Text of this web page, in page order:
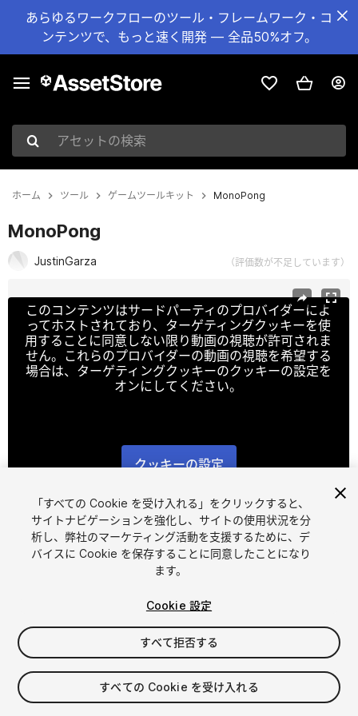
あらゆるワークフローのツール・フレームワーク・コ
ンテンツで、もっと速く開発 — 全品50%オフ。
アセットの検索
ホーム ツール ゲームツールキット MonoPong
MonoPong
JustinGarza （評価数が不足しています）
このコンテンツはサードパーティのプロバイダーによ
ってホストされており、ターゲティングクッキーを使
用することに同意しない限り動画の視聴が許可されま
せん。これらのプロバイダーの動画の視聴を希望する
場合は、ターゲティングクッキーのクッキーの設定を
オンにしてください。
クッキーの設定
FREE
マイアセットに追加する
「すべての Cookie を受け入れる」をクリックすると、
サイトナビゲーションを強化し、サイトの使用状況を分
析し、弊社のマーケティング活動を支援するために、デ
バイスに Cookie を保存することに同意したことになり
ます。
Cookie 設定
すべて拒否する
すべての Cookie を受け入れる